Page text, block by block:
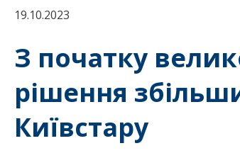
19.10.2023
З початку
рішення
Київстару